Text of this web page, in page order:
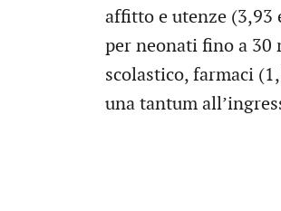
affitto e utenze (3,93
per neonati fino a 30
scolastico, farmaci
una tantum